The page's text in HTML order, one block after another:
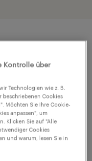
ensure the
and
quality team,
detail-oriented
Kontrolle über
Technologien wie z. B.
beschriebenen Cookies
Möchten Sie Ihre Cookie-
anpassen", um
Klicken Sie auf "Alle
Cookies
und warum, lesen Sie in